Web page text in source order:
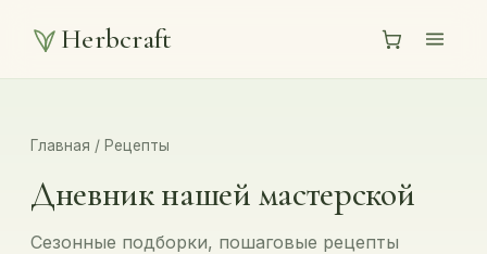
Herbcraft
Главная / Рецепты
Дневник нашей мастерской
Сезонные подборки, пошаговые рецепты